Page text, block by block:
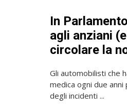
In
agli anziani
circolare la
Gli automobilisti che
medica ogni due
degli incidenti ...